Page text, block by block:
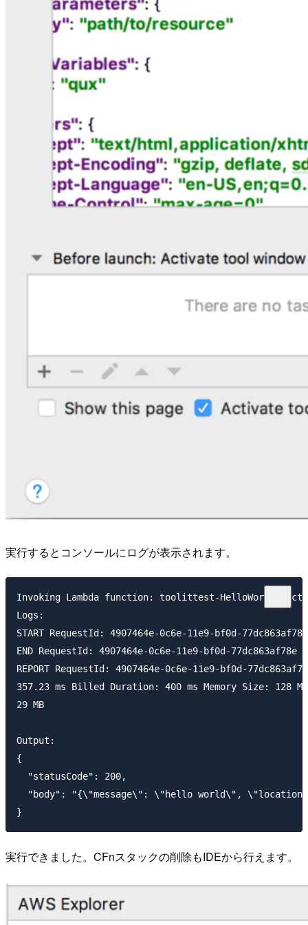
実行するとコンソールにログが表示されます。
Invoking Lambda function: toolittest-HelloWorldFunction-
Logs:
START RequestId: 4907464e-0c6e-11e9-bf0d-
END RequestId: 4907464e-0c6e-11e9-bf0d-77dc863af78e
REPORT RequestId: 4907464e-0c6e-11e9-bf0d-
357.23 ms Billed Duration: 400 ms Memory Size: 128 MB
29 MB
Output:
{
  "statusCode": 200,
"body": "{\"message\": \"hello world\",
実行できました。CFnスタックの削除もIDEから行えます。